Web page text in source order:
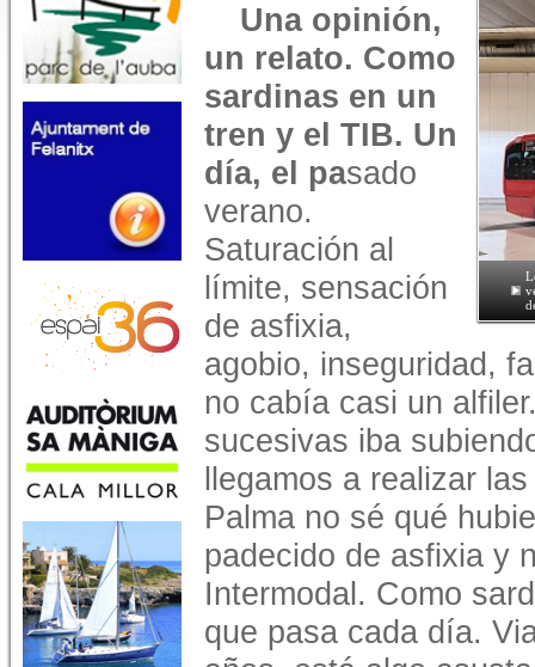
Una opinión,
un relato. Como
sardinas en un
tren y el TIB. Un
día, el pasado
verano.
Saturación al
límite, sensación
de asfixia,
agobio, inseguridad,
no cabía casi un
sucesivas iba
llegamos a realizar
Palma no sé qué
padecido de asfixia y
Intermodal. Como
que pasa cada día.